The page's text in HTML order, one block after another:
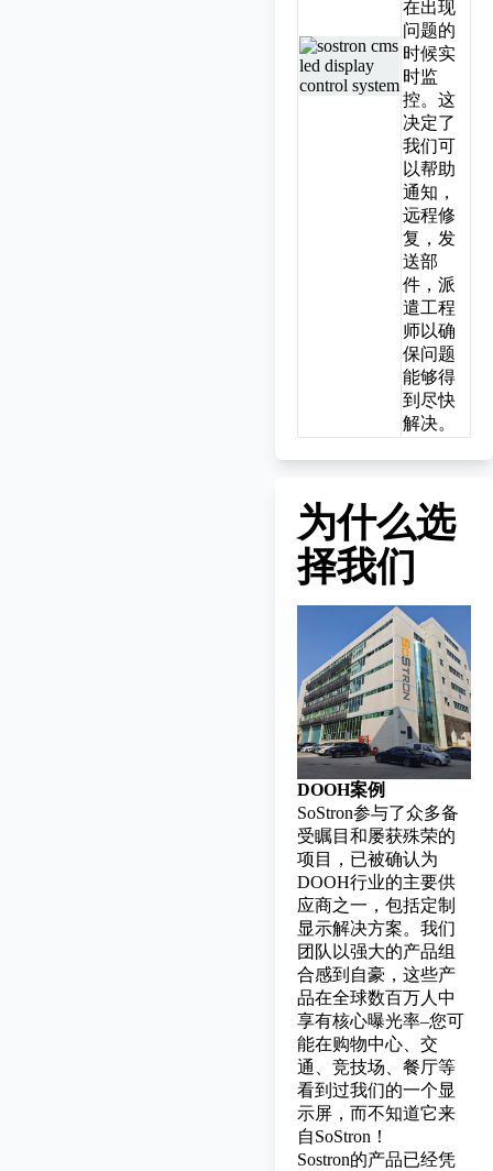
在出现
问题的
时候实
时监
控。这
决定了
我们可
以帮助
通知，
远程修
复，发
送部
件，派
遣工程
师以确
保问题
能够得
到尽快
解决。
为什么选
择我们
DOOH案例
SoStron参与了众多备
受瞩目和屡获殊荣的
项目，已被确认为
DOOH行业的主要供
应商之一，包括定制
显示解决方案。我们
团队以强大的产品组
合感到自豪，这些产
品在全球数百万人中
享有核心曝光率–您可
能在购物中心、交
通、竞技场、餐厅等
看到过我们的一个显
示屏，而不知道它来
自SoStron！
Sostron的产品已经凭